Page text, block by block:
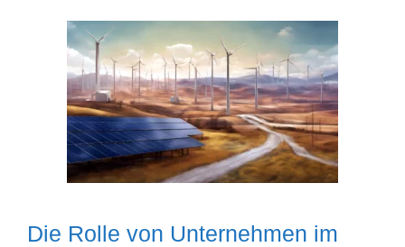
Die Rolle von Unternehmen im